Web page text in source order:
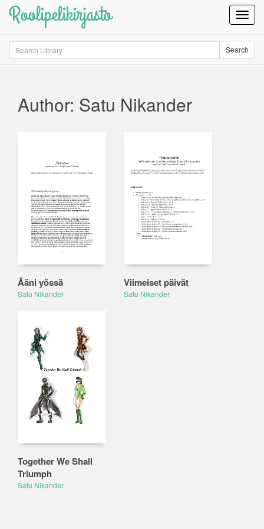
Roolipelikirjasto
Search Search
Author: Satu Nikander
Ääni yössä
Satu Nikander
Viimeiset päivät
Satu Nikander
Together We Shall
Triumph
Satu Nikander